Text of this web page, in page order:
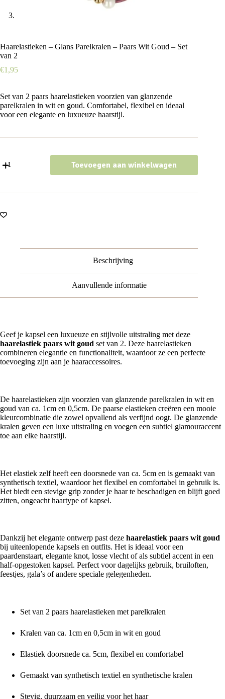
Haarelastieken – Glans Parelkralen – Paars Wit Goud – Set
van 2
€1,95
Set van 2 paars haarelastieken voorzien van glanzende
parelkralen in wit en goud. Comfortabel, flexibel en ideaal
voor een elegante en luxueuze haarstijl.
–
-
Goud
Toevoegen aan winkelwagen
Beschrijving
Aanvullende informatie
Geef je kapsel een luxueuze en stijlvolle uitstraling met deze
haarelastiek paars wit goud set van 2. Deze haarelastieken
combineren elegantie en functionaliteit, waardoor ze een perfecte
toevoeging zijn aan je haaraccessoires.
De haarelastieken zijn voorzien van glanzende parelkralen in wit en
goud van ca. 1cm en 0,5cm. De paarse elastieken creëren een mooie
kleurcombinatie die zowel opvallend als verfijnd oogt. De glanzende
kralen geven een luxe uitstraling en voegen een subtiel glamouraccent
toe aan elke haarstijl.
Het elastiek zelf heeft een doorsnede van ca. 5cm en is gemaakt van
synthetisch textiel, waardoor het flexibel en comfortabel in gebruik is.
Het biedt een stevige grip zonder je haar te beschadigen en blijft goed
zitten, ongeacht haartype of kapsel.
Dankzij het elegante ontwerp past deze haarelastiek paars wit goud
bij uiteenlopende kapsels en outfits. Het is ideaal voor een
paardenstaart, elegante knot, losse vlecht of als subtiel accent in een
half-opgestoken kapsel. Perfect voor dagelijks gebruik, bruiloften,
feestjes, gala’s of andere speciale gelegenheden.
Set van 2 paars haarelastieken met parelkralen
Kralen van ca. 1cm en 0,5cm in wit en goud
Elastiek doorsnede ca. 5cm, flexibel en comfortabel
Gemaakt van synthetisch textiel en synthetische kralen
Stevig, duurzaam en veilig voor het haar